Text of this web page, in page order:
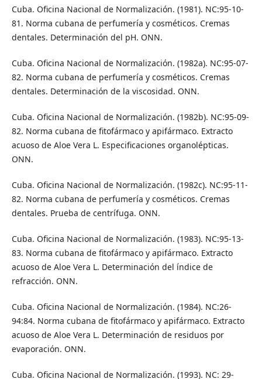
Cuba. Oficina Nacional de Normalización. (1981). NC:95-10-
81. Norma cubana de perfumería y cosméticos. Cremas
dentales. Determinación del pH. ONN.
Cuba. Oficina Nacional de Normalización. (1982a). NC:95-07-
82. Norma cubana de perfumería y cosméticos. Cremas
dentales. Determinación de la viscosidad. ONN.
Cuba. Oficina Nacional de Normalización. (1982b). NC:95-09-
82. Norma cubana de fitofármaco y apifármaco. Extracto
acuoso de Aloe Vera L. Especificaciones organolépticas.
ONN.
Cuba. Oficina Nacional de Normalización. (1982c). NC:95-11-
82. Norma cubana de perfumería y cosméticos. Cremas
dentales. Prueba de centrífuga. ONN.
Cuba. Oficina Nacional de Normalización. (1983). NC:95-13-
83. Norma cubana de fitofármaco y apifármaco. Extracto
acuoso de Aloe Vera L. Determinación del índice de
refracción. ONN.
Cuba. Oficina Nacional de Normalización. (1984). NC:26-
94:84. Norma cubana de fitofármaco y apifármaco. Extracto
acuoso de Aloe Vera L. Determinación de residuos por
evaporación. ONN.
Cuba. Oficina Nacional de Normalización. (1993). NC: 29-